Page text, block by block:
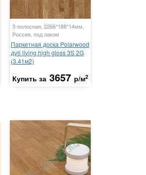
3-полосная, 2266*188*14мм,
Россия, под лаком
Паркетная доска Polarwood
дуб living high gloss 3S 2G
(3.41м2)
Купить за 3657 р/м2